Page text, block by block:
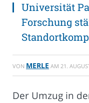
Universität
Forschung
VON MERLE AM 21.
Der Umzug in